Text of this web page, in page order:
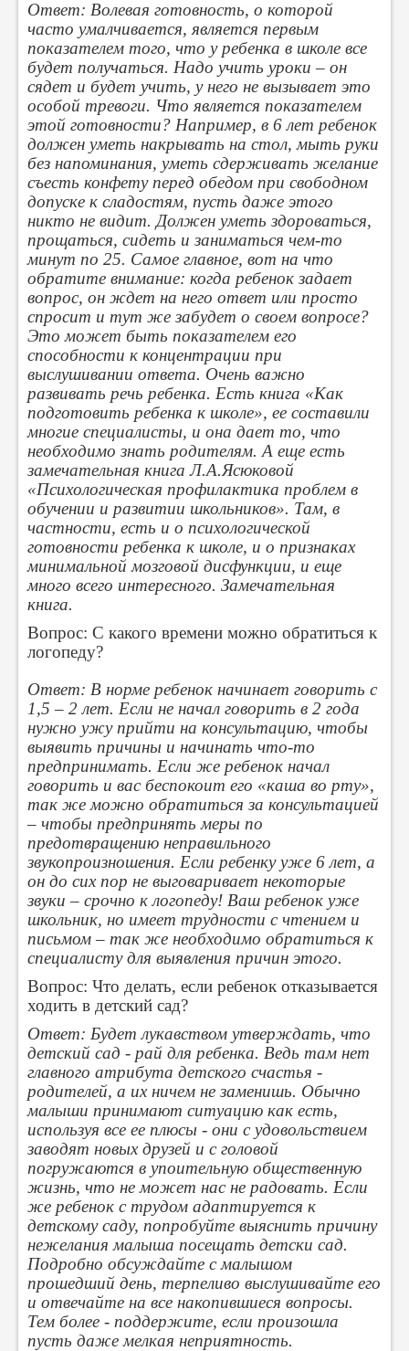
Ответ: Волевая готовность, о которой
часто умалчивается, является первым
показателем того, что у ребенка в школе все
будет получаться. Надо учить уроки – он
сядет и будет учить, у него не вызывает это
особой тревоги. Что является показателем
этой готовности? Например, в 6 лет ребенок
должен уметь накрывать на стол, мыть руки
без напоминания, уметь сдерживать желание
съесть конфету перед обедом при свободном
допуске к сладостям, пусть даже этого
никто не видит. Должен уметь здороваться,
прощаться, сидеть и заниматься чем-то
минут по 25. Самое главное, вот на что
обратите внимание: когда ребенок задает
вопрос, он ждет на него ответ или просто
спросит и тут же забудет о своем вопросе?
Это может быть показателем его
способности к концентрации при
выслушивании ответа. Очень важно
развивать речь ребенка. Есть книга «Как
подготовить ребенка к школе», ее составили
многие специалисты, и она дает то, что
необходимо знать родителям. А еще есть
замечательная книга Л.А.Ясюковой
«Психологическая профилактика проблем в
обучении и развитии школьников». Там, в
частности, есть и о психологической
готовности ребенка к школе, и о признаках
минимальной мозговой дисфункции, и еще
много всего интересного. Замечательная
книга.
Вопрос: С какого времени можно обратиться к
логопеду?
Ответ: В норме ребенок начинает говорить с
1,5 – 2 лет. Если не начал говорить в 2 года
нужно ужу прийти на консультацию, чтобы
выявить причины и начинать что-то
предпринимать. Если же ребенок начал
говорить и вас беспокоит его «каша во рту»,
так же можно обратиться за консультацией
– чтобы предпринять меры по
предотвращению неправильного
звукопроизношения. Если ребенку уже 6 лет, а
он до сих пор не выговаривает некоторые
звуки – срочно к логопеду! Ваш ребенок уже
школьник, но имеет трудности с чтением и
письмом – так же необходимо обратиться к
специалисту для выявления причин этого.
Вопрос: Что делать, если ребенок отказывается
ходить в детский сад?
Ответ: Будет лукавством утверждать, что
детский сад - рай для ребенка. Ведь там нет
главного атрибута детского счастья -
родителей, а их ничем не заменишь. Обычно
малыши принимают ситуацию как есть,
используя все ее плюсы - они с удовольствием
заводят новых друзей и с головой
погружаются в упоительную общественную
жизнь, что не может нас не радовать. Если
же ребенок с трудом адаптируется к
детскому саду, попробуйте выяснить причину
нежелания малыша посещать детски сад.
Подробно обсуждайте с малышом
прошедший день, терпеливо выслушивайте его
и отвечайте на все накопившиеся вопросы.
Тем более - поддержите, если произошла
пусть даже мелкая неприятность.